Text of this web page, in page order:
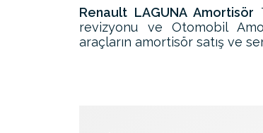
Renault LAGUNA Amortisör
revizyonu ve Otomobil
araçların amortisör satış ve